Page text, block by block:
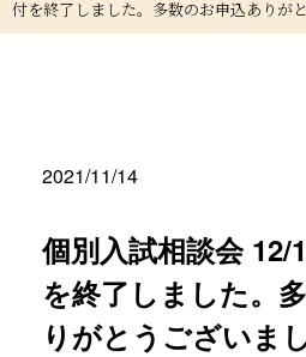
付を終了しました。多数のお申込ありが
2021/11/14
個別入試相談会 12/
を終了しました。
りがとうございま